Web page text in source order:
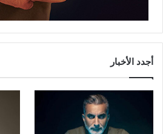
أجدد الأخبار